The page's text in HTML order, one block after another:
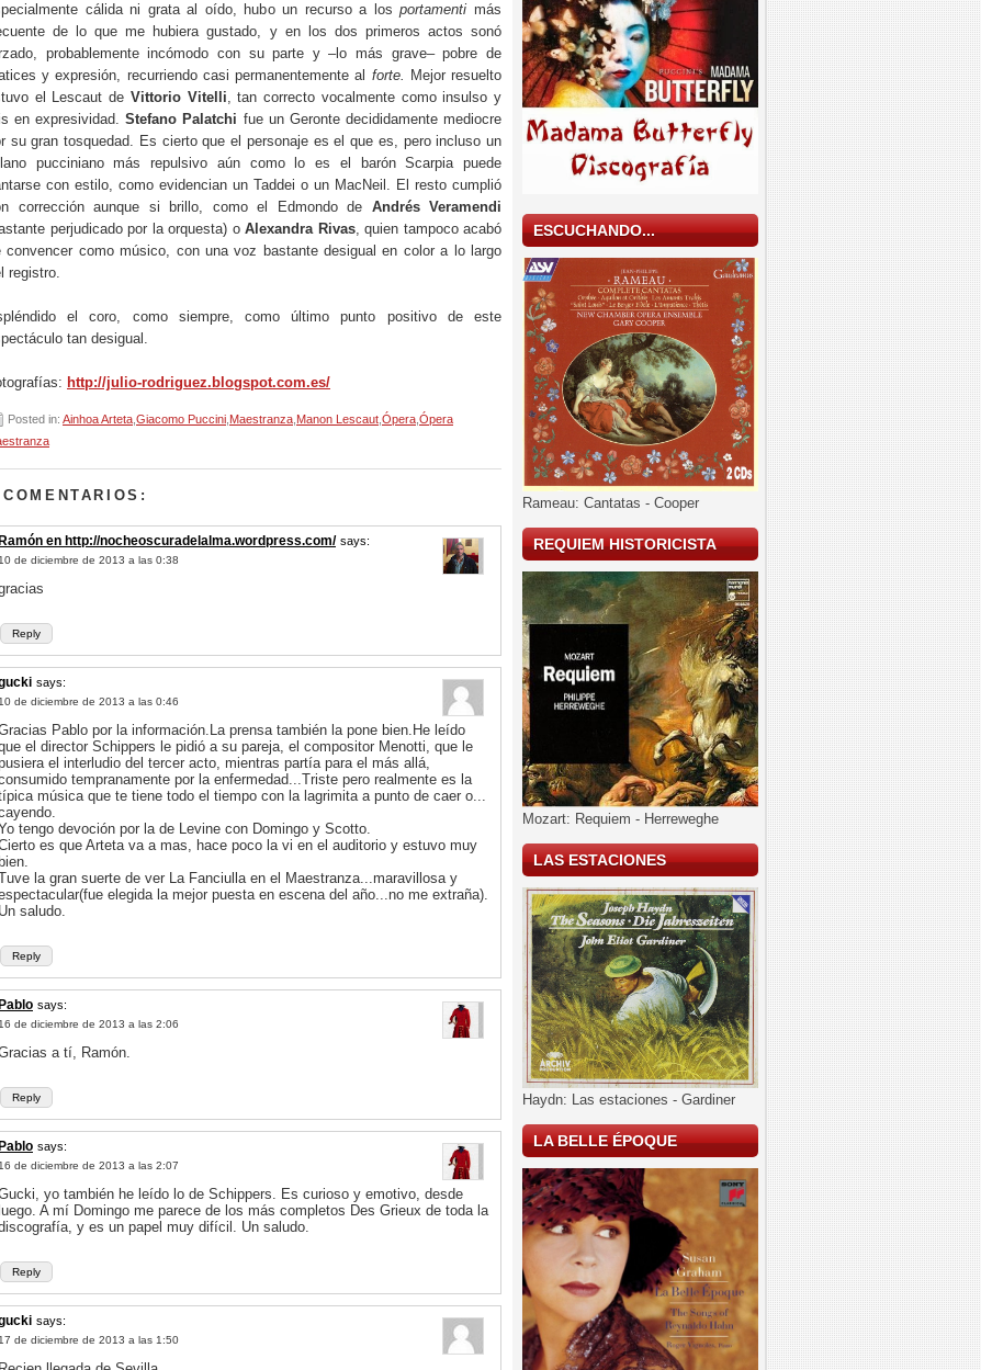
cálida ni grata al oído, hubo un recurso a losportamentimás
de lo que me hubiera gustado, y en los dos primeros actos sonó
probablemente incómodo con su parte y –lo más grave– pobre de
y expresión, recurriendo casi permanentemente al forte. Mejor resuelto
el Lescaut de Vittorio Vitelli, tan correcto vocalmente como insulso y
en expresividad.Stefano Palatchi fue un Geronte decididamente mediocre
su gran tosquedad. Es cierto que el personaje es el que es, pero incluso un
pucciniano más repulsivo aún como lo es el barón Scarpia puede
con estilo, como evidencian un Taddei o un MacNeil. El resto cumplió
corrección aunque si brillo, como el Edmondo de Andrés Veramendi
perjudicado por la orquesta) o Alexandra Rivas, quien tampoco acabó
convencer como músico, con una voz bastante desigual en color a lo largo
registro.
el coro, como siempre, como último punto positivo de este
tan desigual.
http://julio-rodriguez.blogspot.com.es/
Posted in: Ainhoa Arteta Giacomo Puccini Maestranza Manon Lescaut Ópera Ópera
Ramón en http://nocheoscuradelalma.wordpress.com/ says:
10 de diciembre de 2013 a las 0:38
Reply
says:
10 de diciembre de 2013 a las 0:46
Reply
Pablo por la información.La prensa también la pone bien.He leído
el director Schippers le pidió a su pareja, el compositor Menotti, que le
el interludio del tercer acto, mientras partía para el más allá,
tempranamente por la enfermedad...Triste pero realmente es la
música que te tiene todo el tiempo con la lagrimita a punto de caer o...
tengo devoción por la de Levine con Domingo y Scotto.
es que Arteta va a mas, hace poco la vi en el auditorio y estuvo muy
bien.
la gran suerte de ver La Fanciulla en el Maestranza...maravillosa y
elegida la mejor puesta en escena del año...no me extraña).
Un saludo.
Pablo says:
16 de diciembre de 2013 a las 2:06
Reply
a tí, Ramón.
Pablo says:
16 de diciembre de 2013 a las 2:07
Reply
yo también he leído lo de Schippers. Es curioso y emotivo, desde
luego. A mí Domingo me parece de los más completos Des Grieux de toda la
y es un papel muy difícil. Un saludo.
says:
17 de diciembre de 2013 a las 1:50
ESCUCHANDO...
Rameau: Cantatas - Cooper
REQUIEM HISTORICISTA
Mozart: Requiem - Herreweghe
LAS ESTACIONES
Haydn: Las estaciones - Gardiner
LA BELLE ÉPOQUE